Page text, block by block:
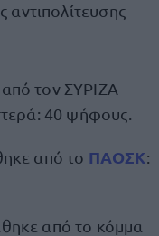
από τον ΣΥΡΙΖΑ
40 ψήφους.
από το ΠΑΟΣΚ:
από το κόμμα